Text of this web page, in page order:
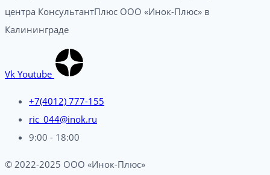
центра КонсультантПлюс ООО «Инок-Плюс» в
Калининграде
Vk Youtube
+7(4012) 777-155
ric_044@inok.ru
9:00 - 18:00
© 2022-2025 ООО «Инок-Плюс»